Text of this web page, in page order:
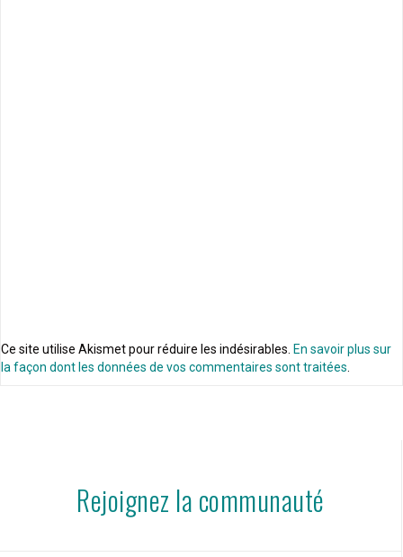
Ce site utilise Akismet pour réduire les indésirables. En savoir plus sur
la façon dont les données de vos commentaires sont traitées
Rejoignez la communauté